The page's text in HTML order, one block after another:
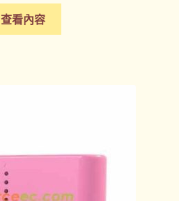
查看內容